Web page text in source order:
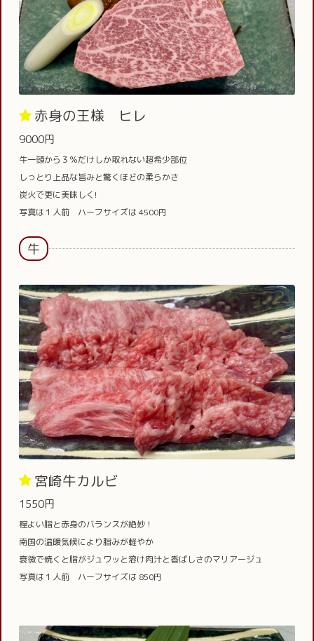
赤身の王様 ヒレ
9000円
牛一頭から３％だけしか取れない超希少部位
しっとり上品な旨みと驚くほどの柔らかさ
炭火で更に美味しく!
写真は１人前 ハーフサイズは 4500円
牛
宮崎牛カルビ
1550円
程よい脂と赤身のバランスが絶妙！
南国の温暖気候により脂みが軽やか
衰微で焼くと脂がジュワッと溶け肉汁と香ばしさのマリアージュ
写真は１人前 ハーフサイズは 850円